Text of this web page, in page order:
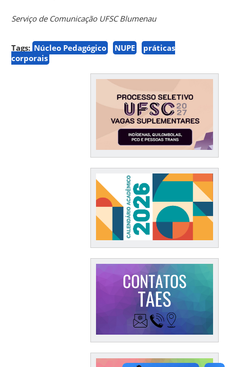
Serviço de Comunicação UFSC Blumenau
Tags: Núcleo Pedagógico NUPE
práticas
corporais